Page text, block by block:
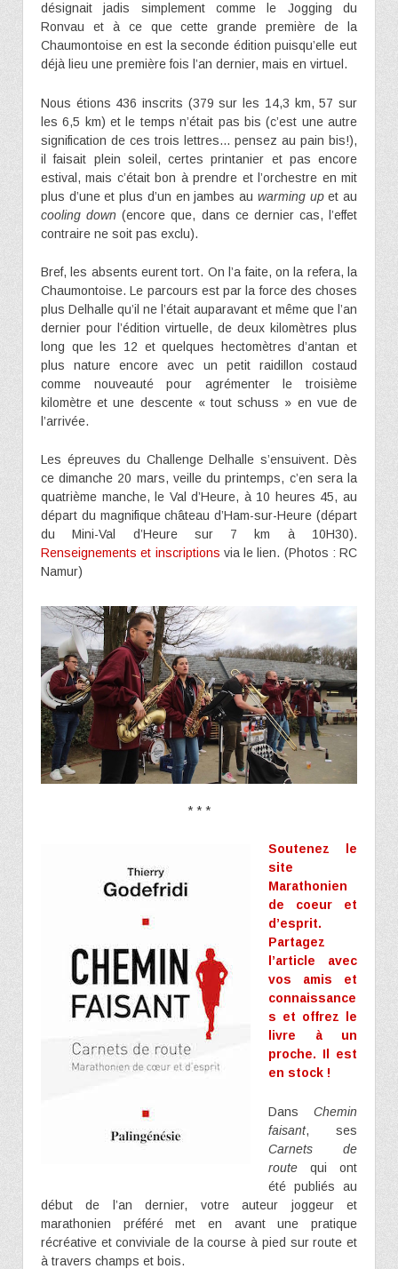
désignait jadis simplement comme le Jogging du
Ronvau et à ce que cette grande première de la
Chaumontoise en est la seconde édition puisqu’elle eut
déjà lieu une première fois l’an dernier, mais en virtuel.
Nous étions 436 inscrits (379 sur les 14,3 km, 57 sur
les 6,5 km) et le temps n’était pas bis (c’est une autre
signification de ces trois lettres… pensez au pain bis!),
il faisait plein soleil, certes printanier et pas encore
estival, mais c’était bon à prendre et l’orchestre en mit
plus d’une et plus d’un en jambes au warming upet au
cooling down (encore que, dans ce dernier cas, l’effet
contraire ne soit pas exclu).
Bref, les absents eurent tort. On l’a faite, on la refera, la
Chaumontoise. Le parcours est par la force des choses
plus Delhalle qu’il ne l’était auparavant et même que l’an
dernier pour l’édition virtuelle, de deux kilomètres plus
long que les 12 et quelques hectomètres d’antan et
plus nature encore avec un petit raidillon costaud
comme nouveauté pour agrémenter le troisième
kilomètre et une descente « tout schuss » en vue de
l’arrivée.
Les épreuves du Challenge Delhalle s’ensuivent. Dès
ce dimanche 20 mars, veille du printemps, c’en sera la
quatrième manche, le Val d’Heure, à 10 heures 45, au
départ du magnifique château d’Ham-sur-Heure (départ
du Mini-Val d’Heure sur 7 km à 10H30).
Renseignements et inscriptions via le lien. (Photos : RC
Namur)
* * *
Soutenez le
site
Marathonien
de coeur et
d’esprit.
Partagez
l’article avec
vos amis et
connaissance
s et offrez le
livre à un
proche. Il est
en stock !
Dans Chemin
faisant, ses
Carnets de
route qui ont
été publiés au
début de l’an dernier, votre auteur joggeur et
marathonien préféré met en avant une pratique
récréative et conviviale de la course à pied sur route et
à travers champs et bois.